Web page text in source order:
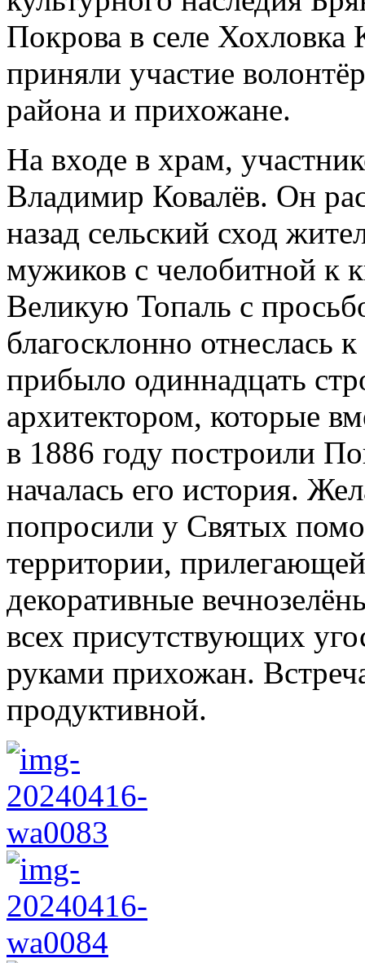
Покрова в селе
приняли участие
района и прихожане.
На входе в храм,
Владимир Ковалёв. Он
назад сельский сход
мужиков с челобитной к
Великую Топаль с
благосклонно отнеслась
прибыло одиннадцать
архитектором, которые
в 1886 году построили
началась его история.
попросили у Святых
территории,
декоративные
всех присутствующих
руками прихожан.
продуктивной.